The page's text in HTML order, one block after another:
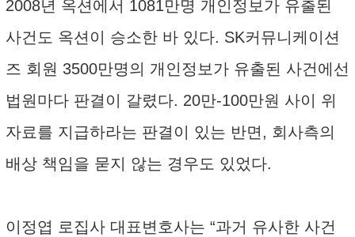
2008년 옥션에서 1081만명 개인정보가 유출된
사건도 옥션이 승소한 바 있다. SK커뮤니케이션
즈 회원 3500만명의 개인정보가 유출된 사건에선
법원마다 판결이 갈렸다. 20만-100만원 사이 위
자료를 지급하라는 판결이 있는 반면, 회사측의
배상 책임을 묻지 않는 경우도 있었다.
이정엽 로집사 대표변호사는 “과거 유사한 사건